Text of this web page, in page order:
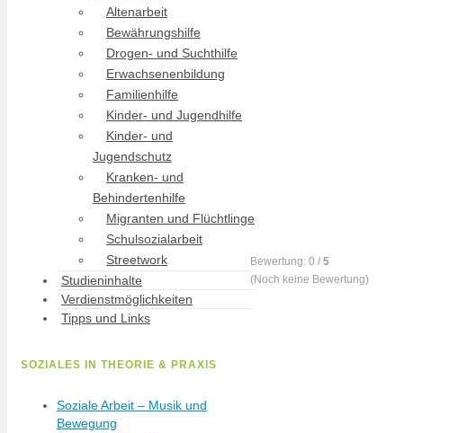
Bewertung: 0 / 5
(Noch keine Bewertung)
Altenarbeit
Bewährungshilfe
Drogen- und Suchthilfe
Erwachsenenbildung
Familienhilfe
Kinder- und Jugendhilfe
Kinder- und
Jugendschutz
Kranken- und
Behindertenhilfe
Migranten und Flüchtlinge
Schulsozialarbeit
Streetwork
Studieninhalte
Verdienstmöglichkeiten
Tipps und Links
SOZIALES IN THEORIE & PRAXIS
Soziale Arbeit – Musik und
Bewegung